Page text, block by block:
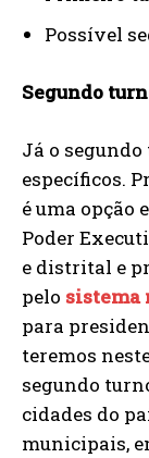
Possível
Segundo
Já o
específicos.
é uma opção
Poder
e distrital e
pelo sistema
para
teremos
segundo
cidades do
municipais,